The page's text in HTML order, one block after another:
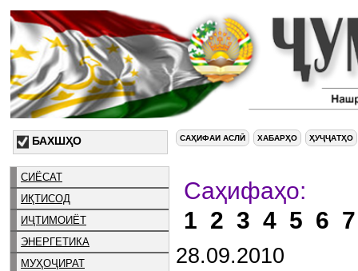
БАХШҲО
СИЁСАТ
ИҚТИСОД
ИҶТИМОИЁТ
ЭНЕРГЕТИКА
МУҲОҶИРАТ
САҲИФАИ АСЛӢ ХАБАРҲО ҲУҶҶАТҲО
1 2 3 4 5 6 7
28.09.2010